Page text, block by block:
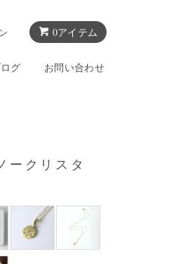
0アイテム
グ お問い合わせ
クリスタ